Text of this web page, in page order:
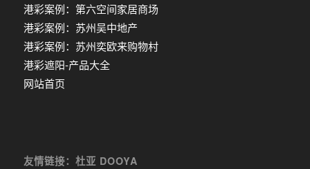
港彩案例：第六空间家居商场
港彩案例：苏州吴中地产
港彩案例：苏州奕欧来购物村
港彩遮阳-产品大全
网站首页
友情链接：杜亚 DOOYA